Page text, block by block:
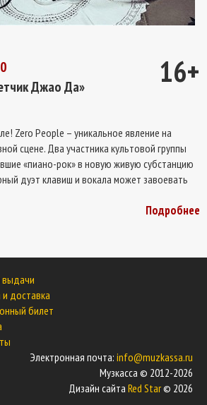
16+
Джао Да»
Zero People – уникальное явление на
сцене. Два участника культовой группы
«пиано-рок» в новую живую субстанцию
дуэт клавиш и вокала может завоевать
Подробнее
выдачи
доставка
билет
Электронная почта: info@muzkassa.ru
Музкасса © 2012-2026
Дизайн сайта Red Star© 2026